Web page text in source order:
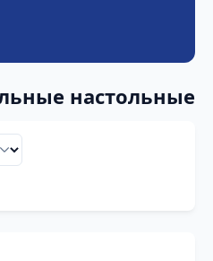
настольные